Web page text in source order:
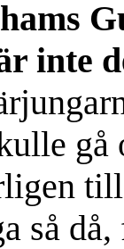
inte
gå
så